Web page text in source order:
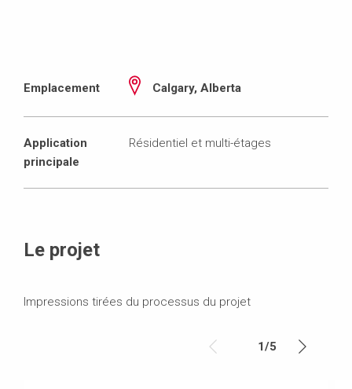
Emplacement Calgary, Alberta
Application
principale
Résidentiel et multi-étages
Le projet
Impressions tirées du processus du projet
1/5